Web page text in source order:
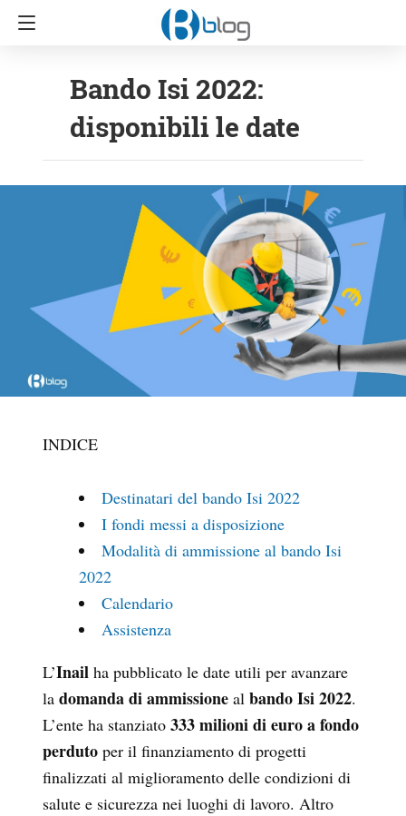
Bando Isi 2022:
disponibili le date
INDICE
Destinatari del bando Isi 2022
I fondi messi a disposizione
Modalità di ammissione al bando Isi
2022
Calendario
Assistenza
L’Inail ha pubblicato le date utili per avanzare
la domanda di ammissione al bando Isi 2022.
L’ente ha stanziato 333 milioni di euroa fondo
perduto per il finanziamento di progetti
finalizzati al miglioramento delle condizioni di
salute e sicurezza nei luoghi di lavoro. Altro